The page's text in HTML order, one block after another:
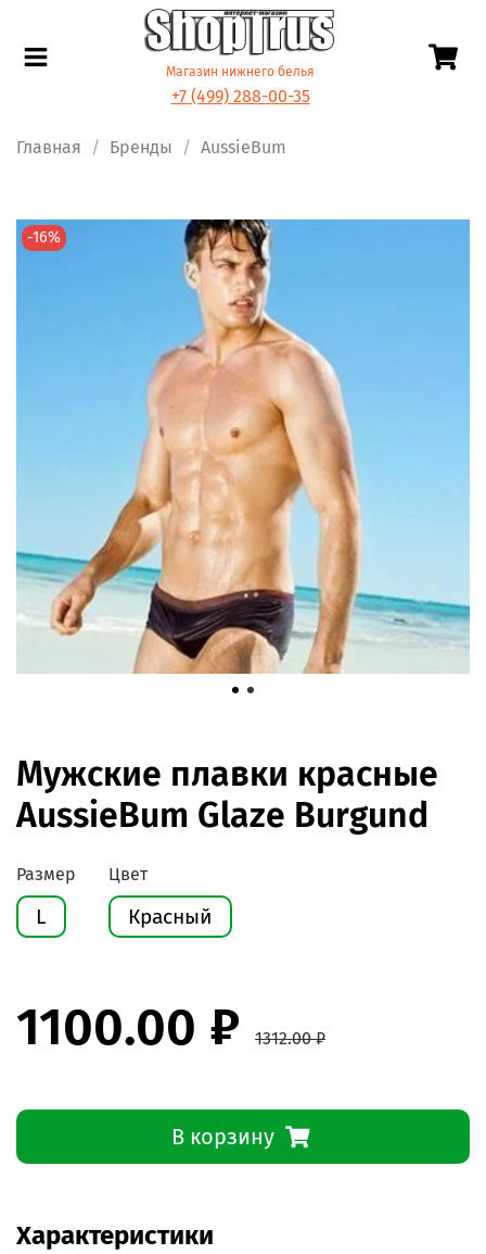
Магазин нижнего белья
+7 (499) 288-00-35
Главная Бренды AussieBum
-16%
Мужские плавки красные
AussieBum Glaze Burgund
Размер
L
Цвет
Красный
1100.00 ₽ 1312.00 ₽
В корзину
Характеристики